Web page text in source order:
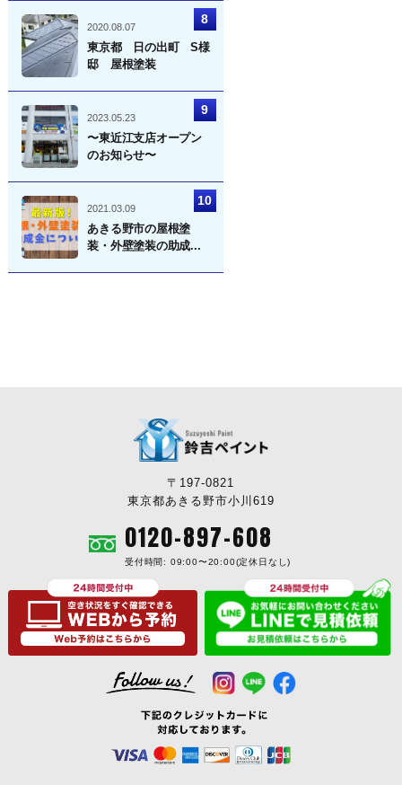
2020.08.07
東京都 日の出町 S様
邸 屋根塗装
2023.05.23
〜東近江支店オープン
のお知らせ〜
2021.03.09
あきる野市の屋根塗
装・外壁塗装の助成...
〒197-0821
東京都あきる野市小川619
0120-897-608
受付時間: 09:00〜20:00(定休日なし)